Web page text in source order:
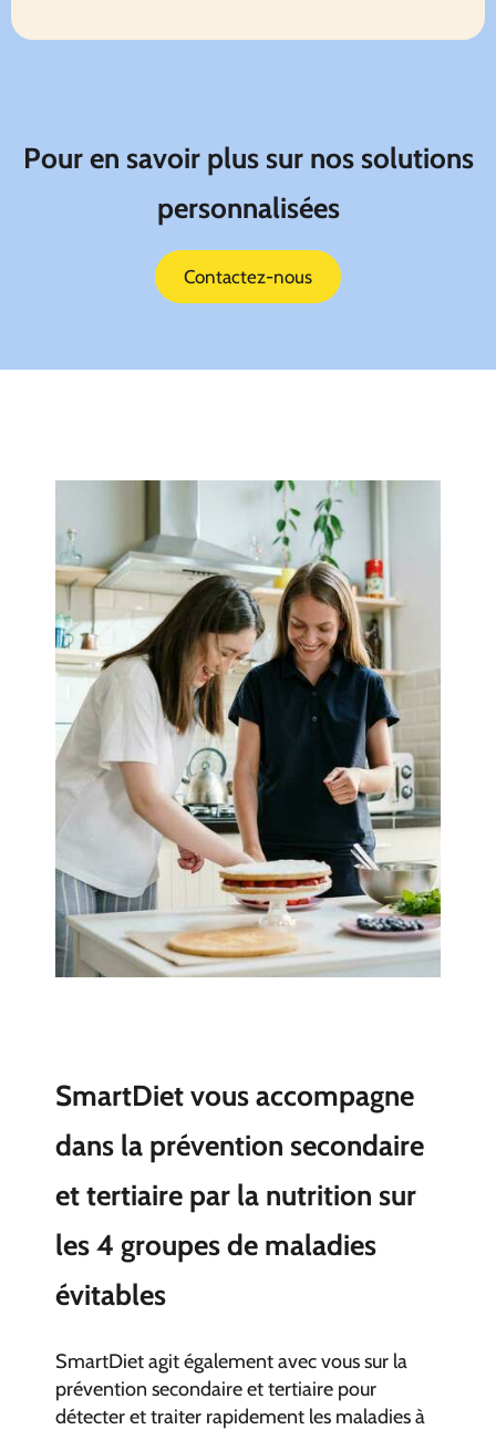
Pour en savoir plus sur nos solutions
personnalisées
Contactez-nous
SmartDiet vous accompagne
dans la prévention secondaire
et tertiaire par la nutrition sur
les 4 groupes de maladies
évitables
SmartDiet agit également avec vous sur la
prévention secondaire et tertiaire pour
détecter et traiter rapidement les maladies à